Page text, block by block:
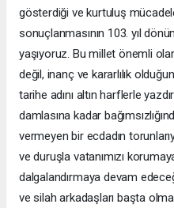
gösterdiği ve kurtuluş
sonuçlanmasının 103. yıl
yaşıyoruz. Bu millet önemli
değil, inanç ve kararlılık
tarihe adını altın harflerle
damlasına kadar
vermeyen bir ecdadın
ve duruşla vatanımızı
dalgalandırmaya devam
ve silah arkadaşları başta